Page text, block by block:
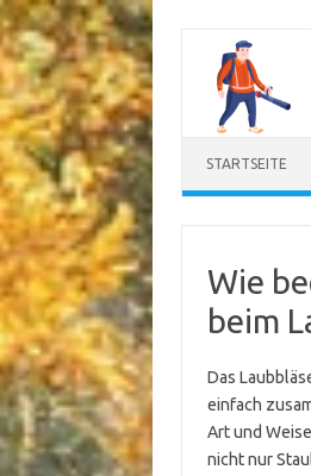
springen
STARTSEITE
Wie
beim
Das
einfach
Art und
nicht nur